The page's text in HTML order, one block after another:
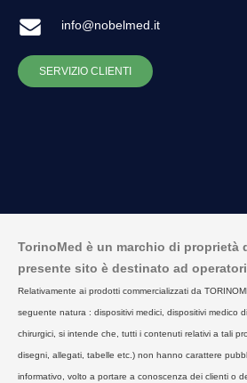
info@nobelmed.it
SERVIZIO CLIENTI
TorinoMed è un marchio di proprietà
presente sito è destinato ad
Relativamente ai prodotti commercializzati da
seguente natura : dispositivi medici, dispositivi medico
chirurgici, si intende che, tutti i contenuti relativi a tali
disegni, allegati, tabelle etc.) non hanno carattere
informativo, volto a portare a conoscenza dei clienti o